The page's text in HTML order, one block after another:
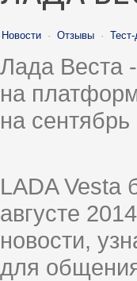
Новости · Отзывы ·
Лада Веста
на
на
LADA Vesta
августе
новости,
для